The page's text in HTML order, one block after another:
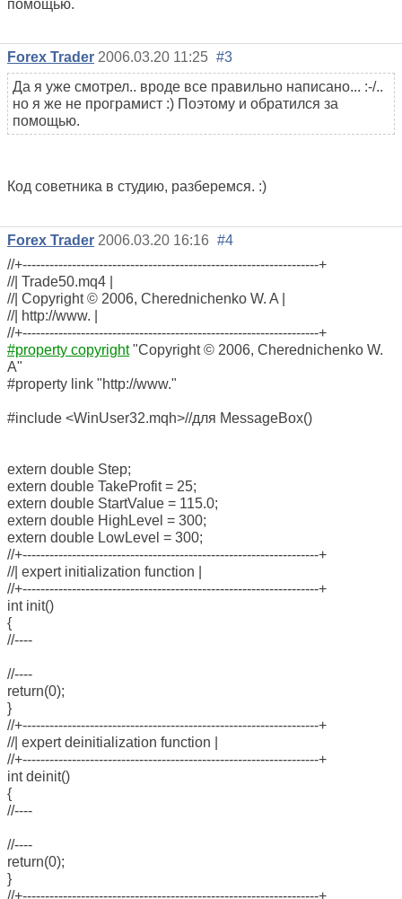
помощью.
Forex Trader 2006.03.20 11:25 #3
Да я уже смотрел.. вроде все правильно написано... :-/..
но я же не програмист :) Поэтому и обратился за
помощью.
Код советника в студию, разберемся. :)
Forex Trader 2006.03.20 16:16 #4
//+------------------------------------------------------------------+
//| Trade50.mq4 |
//| Copyright © 2006, Cherednichenko W. A |
//| http://www. |
//+------------------------------------------------------------------+
#property copyright"Copyright © 2006, Cherednichenko W.
A"
#property link "http://www."
#include <WinUser32.mqh>//для MessageBox()
extern double Step;
extern double TakeProfit = 25;
extern double StartValue = 115.0;
extern double HighLevel = 300;
extern double LowLevel = 300;
//+------------------------------------------------------------------+
//| expert initialization function |
//+------------------------------------------------------------------+
int init()
{
//----
//----
return(0);
}
//+------------------------------------------------------------------+
//| expert deinitialization function |
//+------------------------------------------------------------------+
int deinit()
{
//----
//----
return(0);
}